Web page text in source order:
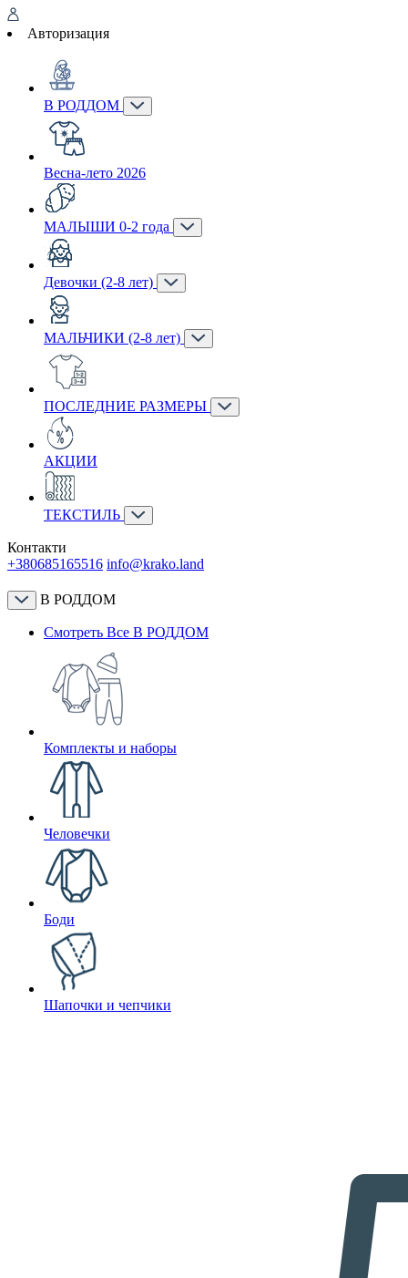
Авторизация
В РОДДОМ
Весна-лето 2026
МАЛЫШИ 0-2 года
Девочки (2-8 лет)
МАЛЬЧИКИ (2-8 лет)
ПОСЛЕДНИЕ РАЗМЕРЫ
АКЦИИ
ТЕКСТИЛЬ
Контакти
+380685165516 info@krako.land
В РОДДОМ
Смотреть Все В РОДДОМ
Комплекты и наборы
Человечки
Боди
Шапочки и чепчики